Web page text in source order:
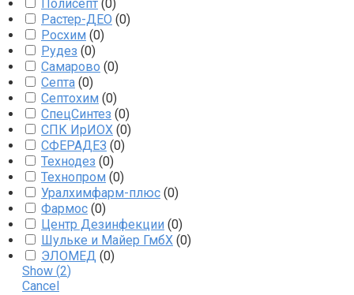
Полисепт (0)
Растер-ДЕО (0)
Росхим (0)
Рудез (0)
Самарово (0)
Септа (0)
Септохим (0)
СпецСинтез (0)
СПК ИрИОХ (0)
СФЕРАДЕЗ (0)
Технодез (0)
Технопром (0)
Уралхимфарм-плюс (0)
Фармос (0)
Центр Дезинфекции (0)
Шульке и Майер ГмбХ (0)
ЭЛОМЕД (0)
Show (2)
Cancel